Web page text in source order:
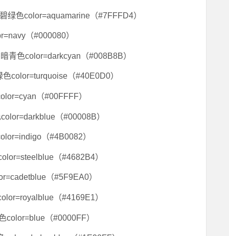
绿色color=aquamarine（#7FFFD4）
（#000080）
青色color=darkcyan（#008B8B）
color=turquoise（#40E0D0）
（#00FFFF）
（#00008B）
（#4B0082）
（#4682B4）
（#5F9EA0）
（#4169E1）
color=blue（#0000FF）